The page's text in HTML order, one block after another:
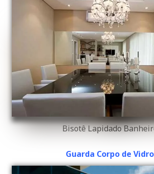
Bisotê Lapidado
Guarda Corpo de Vidro